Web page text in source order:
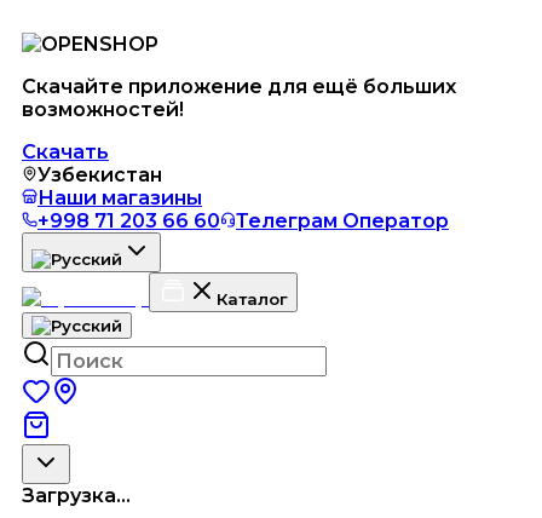
Скачайте приложение для ещё больших
возможностей!
Скачать
Узбекистан
Наши магазины
+998 71 203 66 60
Телеграм Оператор
Каталог
Загрузка...